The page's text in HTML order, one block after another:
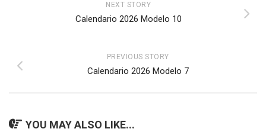
NEXT STORY
Calendario 2026 Modelo 10
PREVIOUS STORY
Calendario 2026 Modelo 7
YOU MAY ALSO LIKE...